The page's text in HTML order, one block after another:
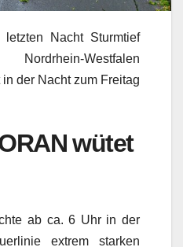
Nacht Sturmtief
Westfalen
der Nacht zum Freitag
wütet
ab ca. 6 Uhr in der
extrem starken